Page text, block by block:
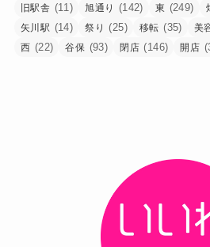
旧駅舎 (11) 旭通り (142) 東 (249)
矢川駅 (14) 祭り (25) 移転 (35) 美
西 (22) 谷保 (93) 閉店 (146) 開店